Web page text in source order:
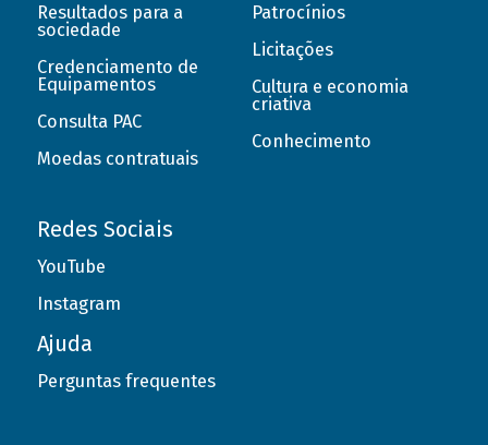
Resultados para a
sociedade
Credenciamento de
Equipamentos
Consulta PAC
Moedas contratuais
Patrocínios
Licitações
Cultura e economia
criativa
Conhecimento
Redes Sociais
YouTube
Instagram
Ajuda
Perguntas frequentes